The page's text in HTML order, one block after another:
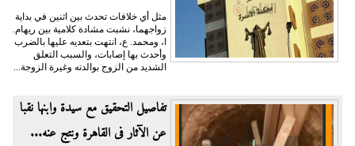
مثل أي خلافات تحدث بين اثنين في بداية
زواجهما، نشبت مشادة كلامية بين ريهام.
ا، ومحمد. ع، انتهت بتعديه عليها بالضرب
وأحدث بها إصابات، والسبب التعلق
الشديد من الزوج بوالدته وغيرة الزوجة...
تفاصيل التحقيق مع سيدة وابنها نقبا
عن الآثار فى القاهرة ونتج عنه...